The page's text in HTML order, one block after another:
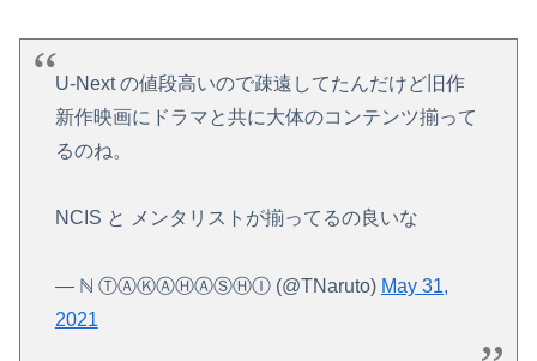
U-Next の値段高いので疎遠してたんだけど旧作
新作映画にドラマと共に大体のコンテンツ揃って
るのね。
NCIS と メンタリストが揃ってるの良いな
— ℕ Ⓣ‌Ⓐ‌Ⓚ‌Ⓐ‌Ⓗ‌Ⓐ‌Ⓢ‌Ⓗ‌Ⓘ (@TNaruto) May 31,
2021